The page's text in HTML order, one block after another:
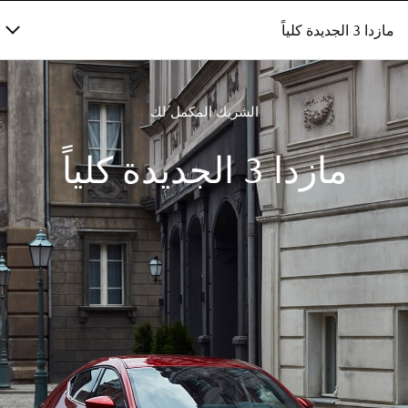
مازدا 3 الجديدة كلياً
الشريك المكمل لك
مازدا 3 الجديدة كلياً